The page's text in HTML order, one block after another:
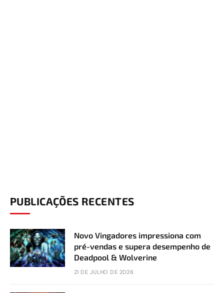
PUBLICAÇÕES RECENTES
Novo Vingadores impressiona com
pré-vendas e supera desempenho de
Deadpool & Wolverine
21 DE JULHO DE 2026